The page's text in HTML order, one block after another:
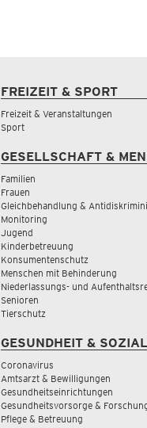
FREIZEIT & SPORT
Freizeit & Veranstaltungen
Sport
GESELLSCHAFT &
Familien
Frauen
Gleichbehandlung &
Monitoring
Jugend
Kinderbetreuung
Konsumentenschutz
Menschen mit Behinderung
Niederlassungs- und
Senioren
Tierschutz
GESUNDHEIT &
Coronavirus
Amtsarzt & Bewilligungen
Gesundheitseinrichtungen
Gesundheitsvorsorge &
Pflege & Betreuung